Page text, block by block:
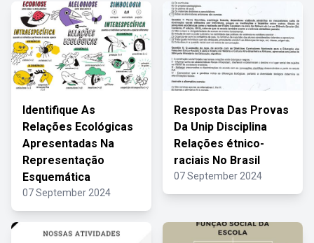
Identifique As
Relações Ecológicas
Apresentadas Na
Representação
Esquemática
07 September 2024
Resposta Das Provas
Da Unip Disciplina
Relações étnico-
raciais No Brasil
07 September 2024